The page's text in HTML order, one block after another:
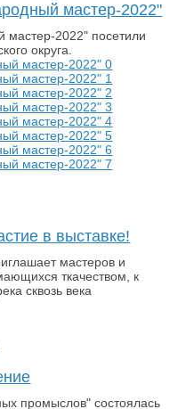
мастер-2022"
мастер-2022" посетили
округа.
в выставке!
мастеров и
ткачеством, к
сквозь века
промыслов" состоялась